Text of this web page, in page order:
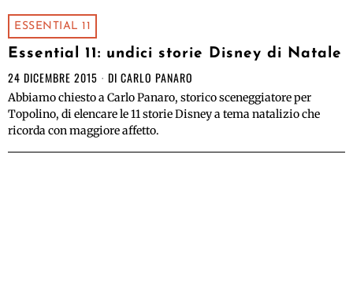
ESSENTIAL 11
Essential 11: undici storie Disney di Natale
24 DICEMBRE 2015 DI CARLO PANARO
Abbiamo chiesto a Carlo Panaro, storico sceneggiatore per
Topolino, di elencare le 11 storie Disney a tema natalizio che
ricorda con maggiore affetto.